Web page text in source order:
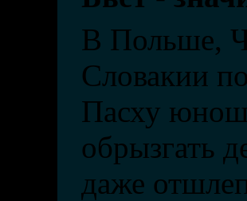
В Польше,
Словакии
Пасху
обрызгать
даже